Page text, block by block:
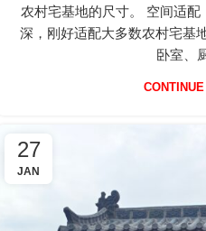
农村宅基地的尺寸。 空间适
深，刚好适配大多数农村宅基
卧室、
27
JAN